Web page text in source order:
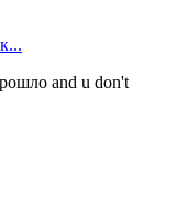
and u don't